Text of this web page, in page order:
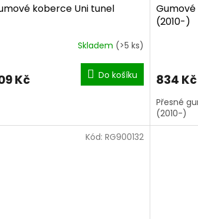
koberce Uni tunel
Skladem (>5 ks)
Kč Do košíku
Gumové
(2010-)
834 Kč
Přesné
(2010-)
Kód: RG900132